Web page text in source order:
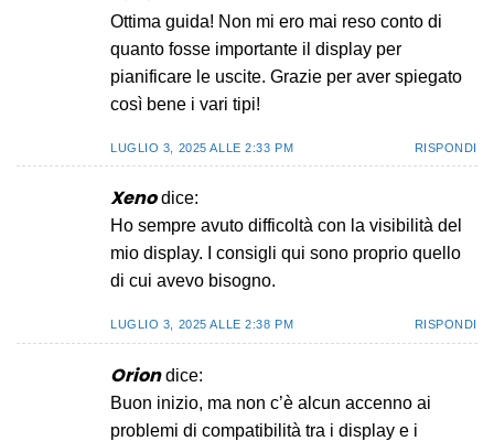
Ottima guida! Non mi ero mai reso conto di
quanto fosse importante il display per
pianificare le uscite. Grazie per aver spiegato
così bene i vari tipi!
LUGLIO 3, 2025 ALLE 2:33 PM RISPONDI
Xeno dice:
Ho sempre avuto difficoltà con la visibilità del
mio display. I consigli qui sono proprio quello
di cui avevo bisogno.
LUGLIO 3, 2025 ALLE 2:38 PM RISPONDI
Orion dice:
Buon inizio, ma non c’è alcun accenno ai
problemi di compatibilità tra i display e i